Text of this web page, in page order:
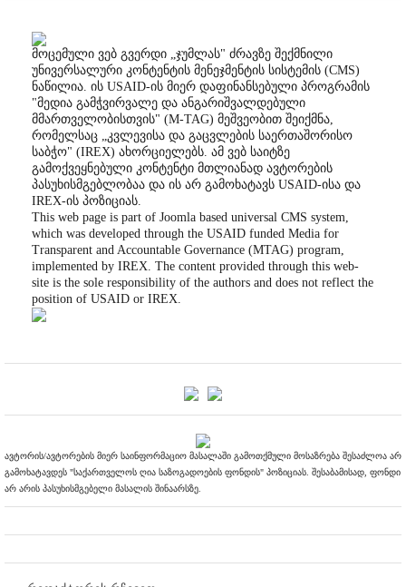
მოცემული ვებ გვერდი „ჯუმლას" ძრავზე შექმნილი
უნივერსალური კონტენტის მენეჯმენტის სისტემის (CMS)
ნაწილია. ის USAID-ის მიერ დაფინანსებული პროგრამის
"მედია გამჭვირვალე და ანგარიშვალდებული
მმართველობისთვის" (M-TAG) მეშვეობით შეიქმნა,
რომელსაც „კვლევისა და გაცვლების საერთაშორისო
საბჭო" (IREX) ახორციელებს. ამ ვებ საიტზე
გამოქვეყნებული კონტენტი მთლიანად ავტორების
პასუხისმგებლობაა და ის არ გამოხატავს USAID-ისა და
IREX-ის პოზიციას.
This web page is part of Joomla based universal CMS system,
which was developed through the USAID funded Media for
Transparent and Accountable Governance (MTAG) program,
implemented by IREX. The content provided through this web-
site is the sole responsibility of the authors and does not reflect the
position of USAID or IREX.
ავტორის/ავტორების მიერ საინფორმაციო მასალაში გამოთქმული მოსაზრება შესაძლოა არ
გამოხატავდეს "საქართველოს ღია საზოგადოების ფონდის" პოზიციას. შესაბამისად, ფონდი
არ არის პასუხისმგებელი მასალის შინაარსზე.